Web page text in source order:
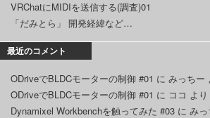
VRChatにMIDIを送信する(調査)01
「だみとら」 開発経緯など…
最近のコメント
ODriveでBLDCモーターの制御 #01 に みっちー
ODriveでBLDCモーターの制御 #01 に ココ より
Dynamixel Workbenchを触ってみた #03 に みっ